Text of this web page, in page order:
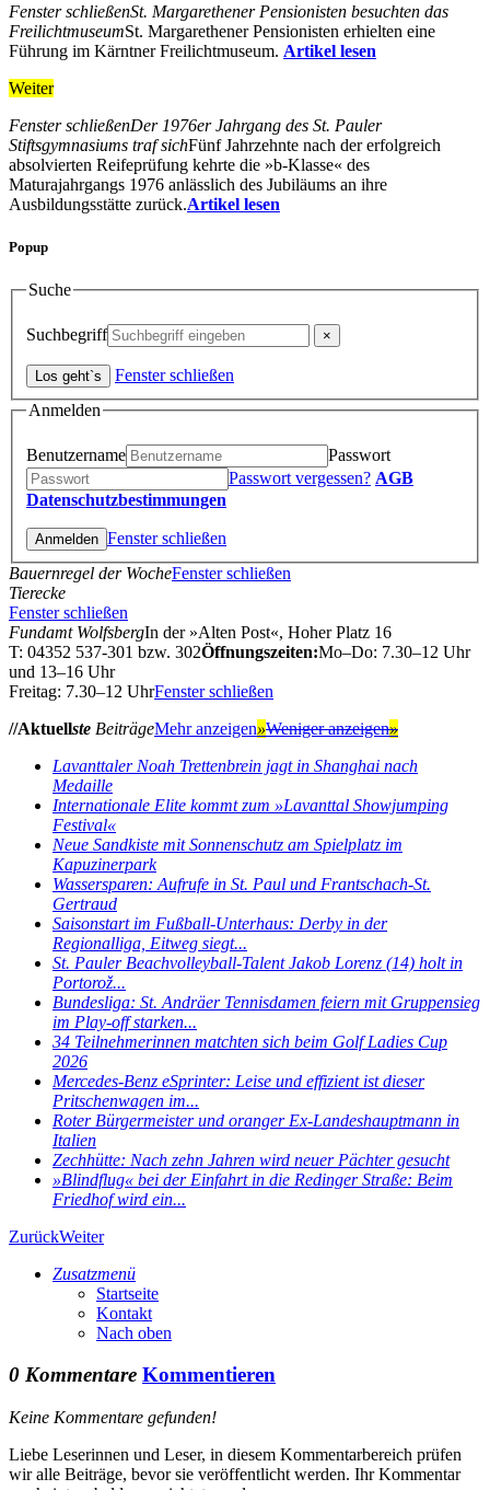
Fenster schließenSt. Margarethener Pensionisten besuchten das
FreilichtmuseumSt. Margarethener Pensionisten erhielten eine
Führung im Kärntner Freilichtmuseum. Artikel lesen
Weiter
Fenster schließenDer 1976er Jahrgang des St. Pauler
Stiftsgymnasiums traf sichFünf Jahrzehnte nach der erfolgreich
absolvierten Reifeprüfung kehrte die »b-Klasse« des
Maturajahrgangs 1976 anlässlich des Jubiläums an ihre
Ausbildungsstätte zurück.Artikel lesen
Popup
Suche
Suchbegriff
Fenster schließen
Anmelden
Benutzername
Passwort
Passwort vergessen? AGB
Datenschutzbestimmungen
Fenster schließen
Bauernregel der WocheFenster schließen
Tierecke
Fenster schließen
Fundamt WolfsbergIn der »Alten Post«, Hoher Platz 16
T: 04352 537-301 bzw. 302Öffnungszeiten:Mo–Do: 7.30–12 Uhr
und 13–16 Uhr
Freitag: 7.30–12 UhrFenster schließen
//Aktuellste BeiträgeMehr anzeigen»Weniger anzeigen»
Lavanttaler Noah Trettenbrein jagt in Shanghai nach
Medaille
Internationale Elite kommt zum »Lavanttal Showjumping
Festival«
Neue Sandkiste mit Sonnenschutz am Spielplatz im
Kapuzinerpark
Wassersparen: Aufrufe in St. Paul und Frantschach-St.
Gertraud
Saisonstart im Fußball-Unterhaus: Derby in der
Regionalliga, Eitweg siegt...
St. Pauler Beachvolleyball-Talent Jakob Lorenz (14) holt in
Portorož...
Bundesliga: St. Andräer Tennisdamen feiern mit Gruppensieg
im Play-off starken...
34 Teilnehmerinnen matchten sich beim Golf Ladies Cup
2026
Mercedes-Benz eSprinter: Leise und effizient ist dieser
Pritschenwagen im...
Roter Bürgermeister und oranger Ex-Landeshauptmann in
Italien
Zechhütte: Nach zehn Jahren wird neuer Pächter gesucht
»Blindflug« bei der Einfahrt in die Redinger Straße: Beim
Friedhof wird ein...
ZurückWeiter
Zusatzmenü
Startseite
Kontakt
Nach oben
0 Kommentare Kommentieren
Keine Kommentare gefunden!
Liebe Leserinnen und Leser, in diesem Kommentarbereich prüfen
wir alle Beiträge, bevor sie veröffentlicht werden. Ihr Kommentar